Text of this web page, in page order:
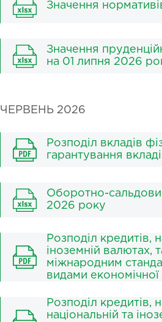
Значення
Значення
на 01 липня 2026
ЧЕРВЕНЬ 2026
Розподіл вкладів
гарантування
Оборотно-
2026 року
Розподіл кредитів,
іноземній валютах,
міжнародним
видами економічної
Розподіл кредитів,
національній та